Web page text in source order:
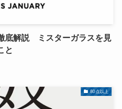
底解説 ミスターガラスを見
と
80点以上